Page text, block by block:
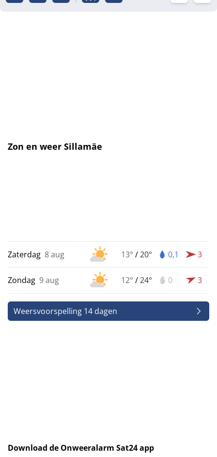
Zon en weer Sillamäe
Zaterdag 8 aug 13° /20° 0,1 3
Zondag 9 aug 12° /24° 0 3
Weersvoorspelling 14 dagen
Download de Onweeralarm Sat24 app